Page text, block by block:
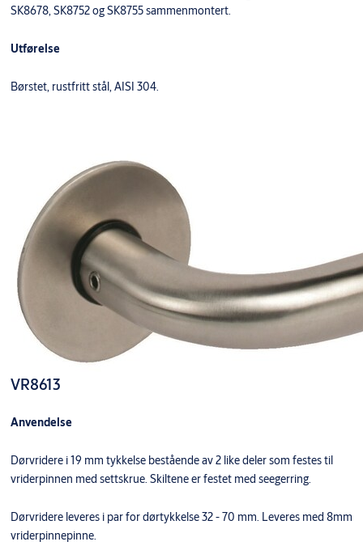
SK8678, SK8752 og SK8755 sammenmontert.
Utførelse
Børstet, rustfritt stål, AISI 304.
VR8613
Anvendelse
Dørvridere i 19 mm tykkelse bestående av 2 like deler som festes til
vriderpinnen med settskrue. Skiltene er festet med seegerring.
Dørvridere leveres i par for dørtykkelse 32 - 70 mm. Leveres med 8mm
vriderpinnepinne.